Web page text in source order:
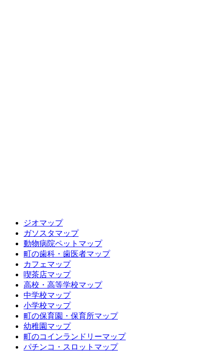
ジオマップ
ガソスタマップ
動物病院ペットマップ
町の歯科・歯医者マップ
カフェマップ
喫茶店マップ
高校・高等学校マップ
中学校マップ
小学校マップ
町の保育園・保育所マップ
幼稚園マップ
町のコインランドリーマップ
パチンコ・スロットマップ